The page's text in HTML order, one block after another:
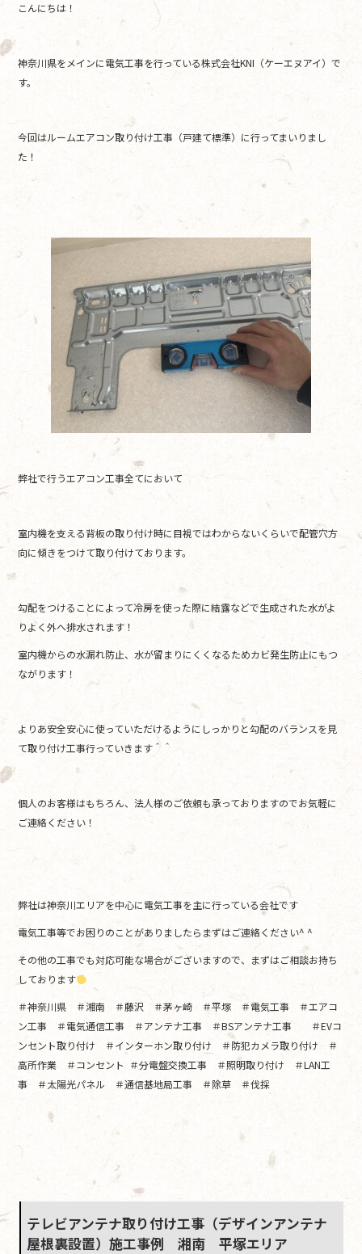
c
e
b
o
k
er
e
こんにちは！
神奈川県をメインに電気工事を行っている株式会社KNI（ケーエヌアイ）で
す。
今回はルームエアコン取り付け工事（戸建て標準）に行ってまいりまし
た！
弊社で行うエアコン工事全てにおいて
室内機を支える背板の取り付け時に目視ではわからないくらいで配管穴方
向に傾きをつけて取り付けております。
勾配をつけることによって冷房を使った際に結露などで生成された水がよ
りよく外へ排水されます！
室内機からの水漏れ防止、水が留まりにくくなるためカビ発生防止にもつ
ながります！
よりあ安全安心に使っていただけるようにしっかりと勾配のバランスを見
て取り付け工事行っていきます＾＾
個人のお客様はもちろん、法人様のご依頼も承っておりますのでお気軽に
ご連絡ください！
弊社は神奈川エリアを中心に電気工事を主に行っている会社です
電気工事等でお困りのことがありましたらまずはご連絡ください^ ^
その他の工事でも対応可能な場合がございますので、まずはご相談お持ち
しております
＃神奈川県 ＃湘南 ＃藤沢 ＃茅ヶ崎 ＃平塚 ＃電気工事 ＃エアコ
ン工事 ＃電気通信工事 ＃アンテナ工事 ＃BSアンテナ工事 ＃EVコ
ンセント取り付け ＃インターホン取り付け ＃防犯カメラ取り付け ＃
高所作業 ＃コンセント ＃分電盤交換工事 ＃照明取り付け ＃LAN工
事 ＃太陽光パネル ＃通信基地局工事 ＃除草 ＃伐採
テレビアンテナ取り付け工事（デザインアンテナ
屋根裏設置）施工事例 湘南 平塚エリア